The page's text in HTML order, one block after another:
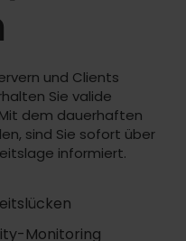
und Clients
Sie valide
dem dauerhaften
sind Sie sofort über
informiert.
Monitoring